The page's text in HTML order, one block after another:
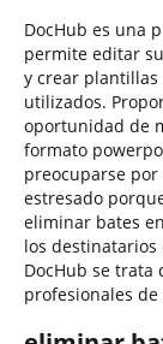
DocHub es una
permite editar
y crear
utilizados.
oportunidad de
formato
preocuparse
estresado
eliminar bates
los destinatarios
DocHub se trata
profesionales